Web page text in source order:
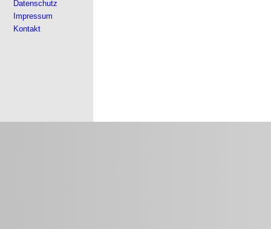
Datenschutz
Impressum
Kontakt